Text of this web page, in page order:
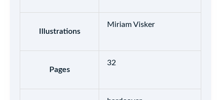
Illustrations
Miriam Visker
Pages
32